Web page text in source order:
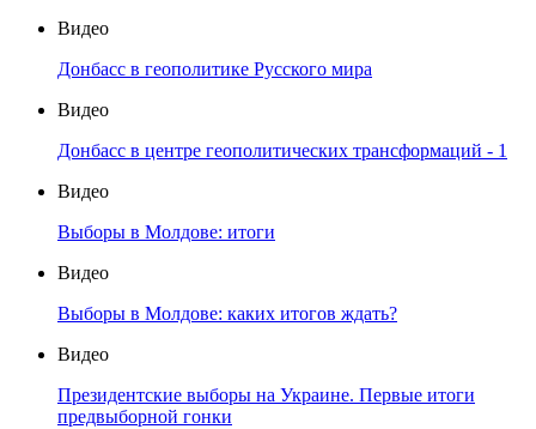
Видео
Донбасс в геополитике Русского мира
Видео
Донбасс в центре геополитических трансформаций - 1
Видео
Выборы в Молдове: итоги
Видео
Выборы в Молдове: каких итогов ждать?
Видео
Президентские выборы на Украине. Первые итоги
предвыборной гонки